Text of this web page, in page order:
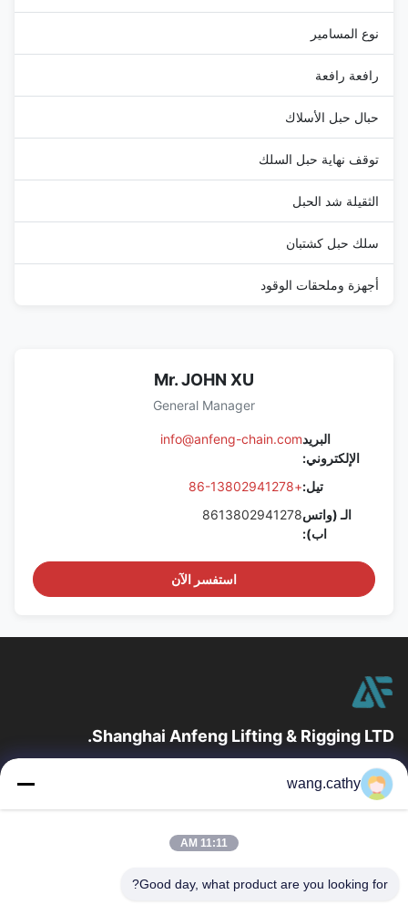
نوع المسامير
رافعة رافعة
حبال حبل الأسلاك
توقف نهاية حبل السلك
الثقيلة شد الحبل
سلك حبل كشتبان
أجهزة وملحقات الوقود
Mr. JOHN XU
General Manager
البريد
الإلكتروني:
info@anfeng-chain.com
تيل:+86-13802941278
الـ (واتس
اب):
8613802941278
استفسر الآن
Shanghai Anfeng Lifting & Rigging LTD.
المتميزة وحلول الرفع المصممة خصيصًا.
روابط سريعة
منتجات
أشرطة فيديو
معلومات عنا
wang.cathy
11:11 AM
Good day, what product are you looking for?